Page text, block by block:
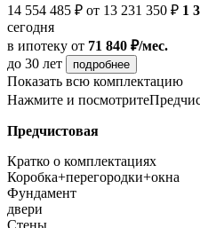
14 554 485 ₽ от 13 231 350 ₽ 1
сегодня
в ипотеку от 71 840 ₽/мес.
до 30 лет
подробнее
Показать всю комплектацию
Нажмите и посмотрите
Предчистовая
Кратко о комплектациях
Коробка+перегородки+окна
Фундамент
двери
Стены